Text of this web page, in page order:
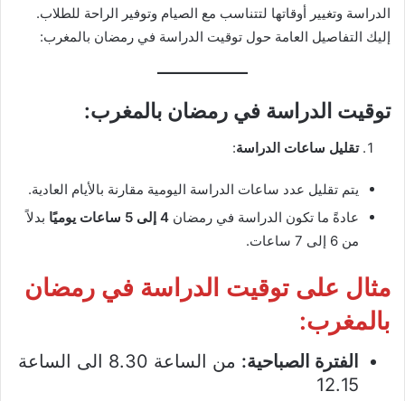
الدراسة وتغيير أوقاتها لتتناسب مع الصيام وتوفير الراحة للطلاب.
إليك التفاصيل العامة حول توقيت الدراسة في رمضان بالمغرب:
توقيت الدراسة في رمضان بالمغرب:
تقليل ساعات الدراسة:
يتم تقليل عدد ساعات الدراسة اليومية مقارنة بالأيام العادية.
عادةً ما تكون الدراسة في رمضان 4 إلى 5 ساعات يوميًا
بدلاً
من 6 إلى 7 ساعات.
مثال على توقيت الدراسة في رمضان
بالمغرب:
الفترة الصباحية:
من الساعة 8.30 الى الساعة
12.15